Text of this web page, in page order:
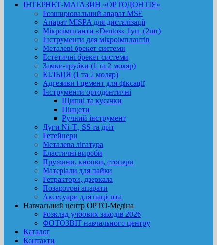
ІНТЕРНЕТ-МАГАЗИН «ОРТОДОНТІЯ»
Розширювальний апарат MSE
Апарат MISPA для дисталізації
Мікроімпланти «Dentos» 1уп. (2шт)
Інструменти для мікроімплантів
Металеві брекет системи
Естетичні брекет системи
Замки-трубки (1 та 2 моляр)
КІЛЬЦЯ (1 та 2 моляр)
Адгезиви і цемент для фіксації
Інструменти ортодонтичні
Щипці та кусачки
Пінцети
Ручний інструмент
Дуги Ni-Ti, SS та дріт
Ретейнери
Металева лігатура
Еластичні вироби
Пружини, кнопки, стопери
Матеріали для пайки
Ретрактори, дзеркала
Позаротові апарати
Аксесуари для пацієнта
Навчальний центр ОРТО-Медіна
Розклад учбових заходів 2026
ФОТОЗВІТ навчального центру
Каталог
Контакти